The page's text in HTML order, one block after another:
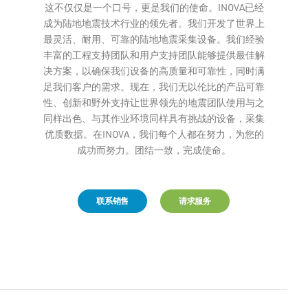
这不仅仅是一个口号，更是我们的使命。INOVA已经
成为陆地地震技术行业的领先者。我们开发了世界上
最灵活、耐用、可靠的陆地地震采集设备。我们经验
丰富的工程支持团队和用户支持团队能够提供最佳解
决方案，以确保我们设备的高质量和可靠性，同时满
足我们客户的需求。现在，我们无以伦比的产品可靠
性、创新和野外支持让世界领先的地震团队使用与之
同样出色、与其作业环境同样具有挑战的设备，采集
优质数据。在INOVA，我们每个人都在努力，为您的
成功而努力。团结一致，完成使命。
联系销售 请求服务